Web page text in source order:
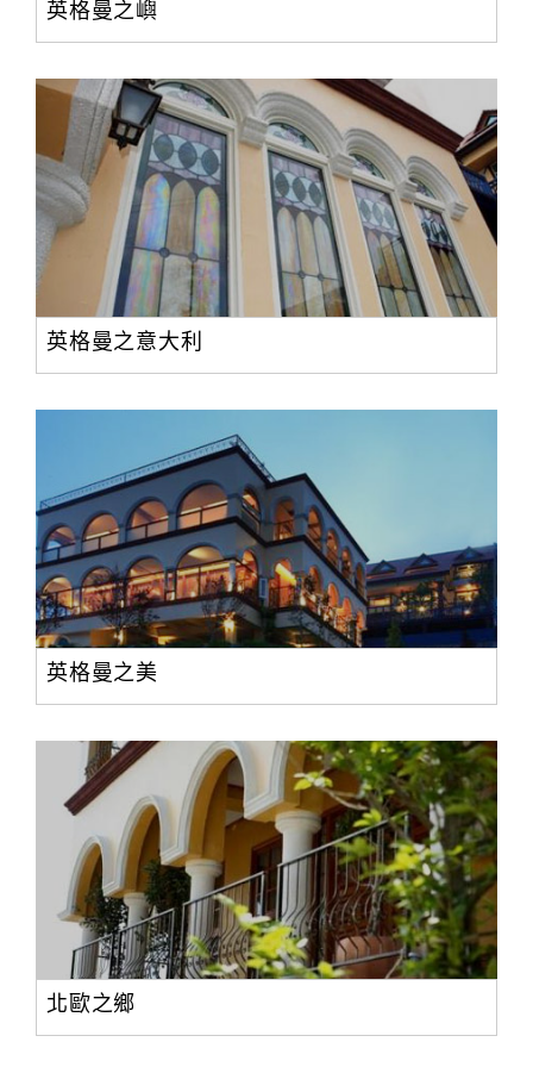
英格曼之嶼
英格曼之意大利
英格曼之美
北歐之鄉